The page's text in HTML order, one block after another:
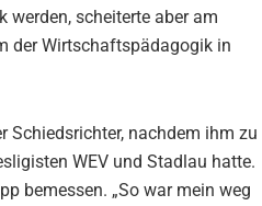
werden, scheiterte aber am
der Wirtschaftspädagogik in
Schiedsrichter, nachdem ihm zu
WEV und Stadlau hatte.
bemessen. „So war mein weg